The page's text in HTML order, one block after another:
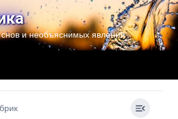
и необъяснимых явлений